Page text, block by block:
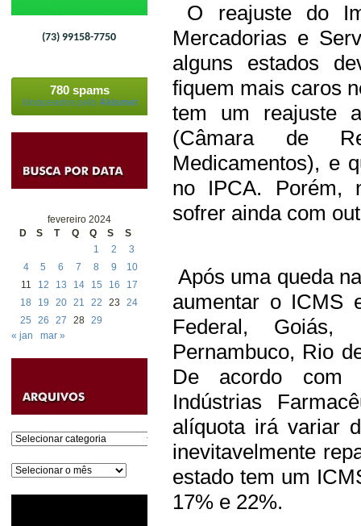
(73) 99158-7750
780 spams
bloqueados pelo Akismet
fevereiro 2024
D
S T Q Q S
S
1
2
3
4
5 6 7 8 9
10
11
12 13 14 15 16
17
18
19 20 21 22 23
24
25
26 27 28 29
« jan
mar »
Categorias
Arquivos
O reajuste do
Mercadorias e
alguns estados
fiquem mais caros
tem um reajuste
(Câmara de
Medicamentos), e
no IPCA. Porém,
sofrer ainda com
Após uma queda
aumentar o ICMS
Federal, Goiás,
Pernambuco, Rio
De acordo com
Indústrias
alíquota irá variar
inevitavelmente
estado tem um
17% e 22%.